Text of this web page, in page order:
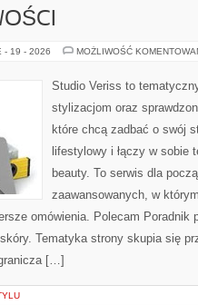
- 19 - 2026 MOŻLIWOŚĆ
Studio Veriss to
stylizacjom oraz
które chcą zadbać o swój
lifestylowy i łączy w sobie
beauty. To serwis dla
zaawansowanych, w
omówienia. Polecam
Tematyka strony skupia się
[…]